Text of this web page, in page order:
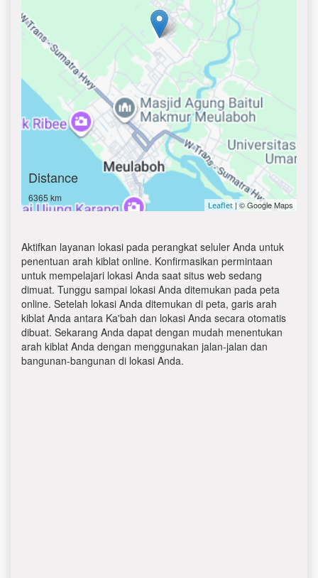
Distance
6365 km
Leaflet | © Google Maps
Aktifkan layanan lokasi pada perangkat seluler Anda untuk
penentuan arah kiblat online. Konfirmasikan permintaan
untuk mempelajari lokasi Anda saat situs web sedang
dimuat. Tunggu sampai lokasi Anda ditemukan pada peta
online. Setelah lokasi Anda ditemukan di peta, garis arah
kiblat Anda antara Ka'bah dan lokasi Anda secara otomatis
dibuat. Sekarang Anda dapat dengan mudah menentukan
arah kiblat Anda dengan menggunakan jalan-jalan dan
bangunan-bangunan di lokasi Anda.